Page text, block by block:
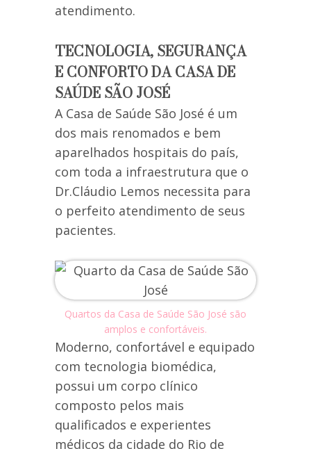
atendimento.
TECNOLOGIA, SEGURANÇA
E CONFORTO DA CASA DE
SAÚDE SÃO JOSÉ
A Casa de Saúde São José é um
dos mais renomados e bem
aparelhados hospitais do país,
com toda a infraestrutura que o
Dr.Cláudio Lemos necessita para
o perfeito atendimento de seus
pacientes.
Quartos da Casa de Saúde São José são
amplos e confortáveis.
Moderno, confortável e equipado
com tecnologia biomédica,
possui um corpo clínico
composto pelos mais
qualificados e experientes
médicos da cidade do Rio de